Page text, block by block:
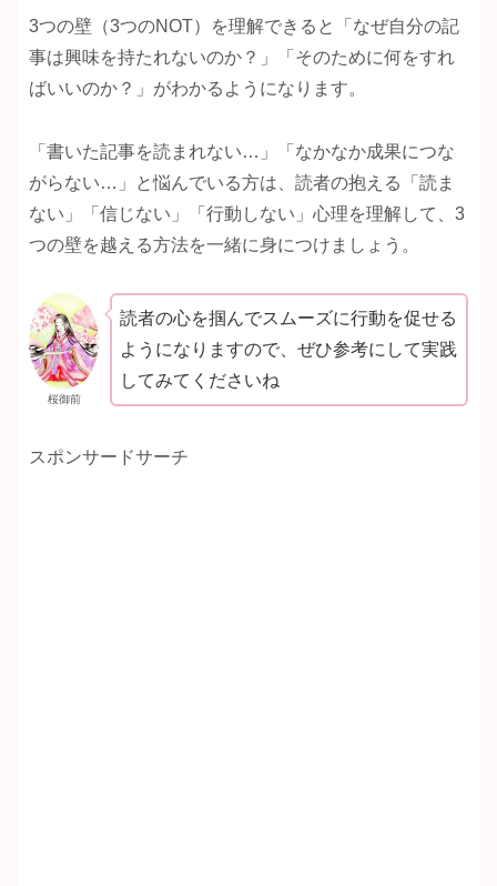
3つの壁（3つのNOT）を理解できると「なぜ自分の記
事は興味を持たれないのか？」「そのために何をすれ
ばいいのか？」がわかるようになります。
「書いた記事を読まれない…」「なかなか成果につな
がらない…」と悩んでいる方は、読者の抱える「読ま
ない」「信じない」「行動しない」心理を理解して、3
つの壁を越える方法を一緒に身につけましょう。
桜御前
読者の心を掴んでスムーズに行動を促せる
ようになりますので、ぜひ参考にして実践
してみてくださいね
スポンサードサーチ